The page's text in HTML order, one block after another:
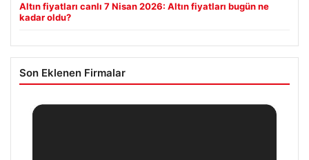
Altın fiyatları canlı 7 Nisan 2026: Altın fiyatları bugün ne
kadar oldu?
Son Eklenen Firmalar